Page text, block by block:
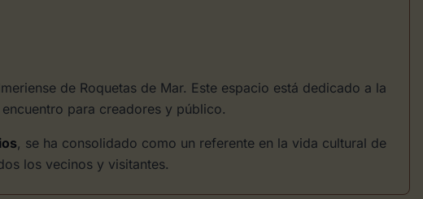
de Roquetas de Mar. Este espacio está dedicado a la
para creadores y público.
, se ha consolidado como un referente en la vida cultural de
los vecinos y visitantes.